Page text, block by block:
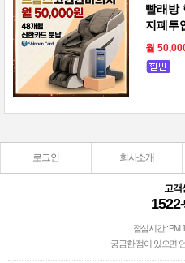
빨래방
지폐투
월
로그인 회사소개
고객
점심시간 : PM
궁금한 점이 있으면